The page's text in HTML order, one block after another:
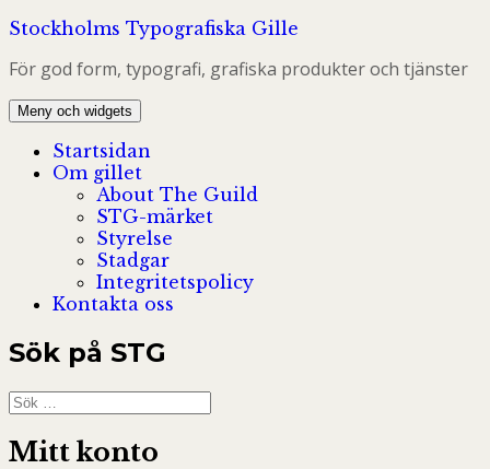
Hoppa
innehåll
Stockholms Typografiska Gille
För god form, typografi, grafiska produkter och tjänster
Meny och widgets
Startsidan
Om gillet
About The Guild
STG-märket
Styrelse
Stadgar
Integritetspolicy
Kontakta oss
Sök på STG
Sök
efter:
Mitt konto